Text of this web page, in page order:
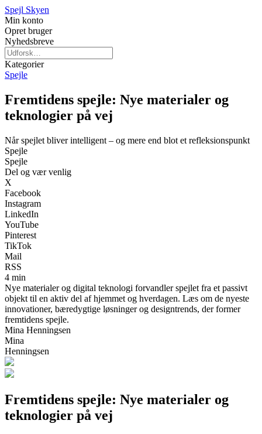
Spejl Skyen
Min konto
Opret bruger
Nyhedsbreve
Kategorier
Spejle
Fremtidens spejle: Nye materialer og
teknologier på vej
Når spejlet bliver intelligent – og mere end blot et refleksionspunkt
Spejle
Spejle
Del og vær venlig
X
Facebook
Instagram
LinkedIn
YouTube
Pinterest
TikTok
Mail
RSS
4 min
Nye materialer og digital teknologi forvandler spejlet fra et passivt
objekt til en aktiv del af hjemmet og hverdagen. Læs om de nyeste
innovationer, bæredygtige løsninger og designtrends, der former
fremtidens spejle.
Mina Henningsen
Mina
Henningsen
Fremtidens spejle: Nye materialer og
teknologier på vej